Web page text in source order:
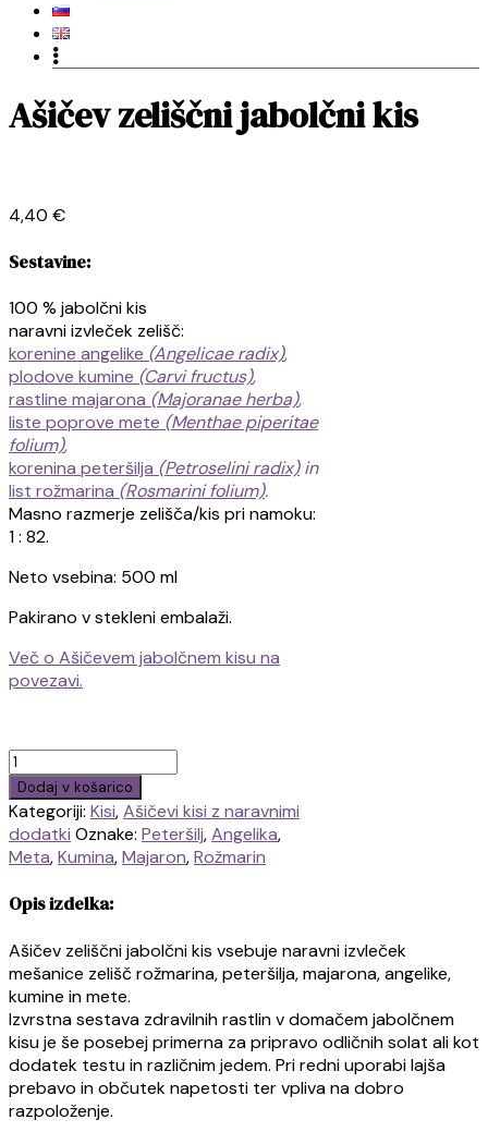
Skip
to
Ašičev zeliščni jabolčni kis
4,40 €
Sestavine:
100 % jabolčni kis
naravni izvleček zelišč:
korenine angelike (Angelicae radix),
plodove kumine (Carvi fructus),
rastline majarona (Majoranae herba),
liste poprove mete (Menthae piperitae
folium),
korenina peteršilja (Petroselini radix) in
list rožmarina (Rosmarini folium).
Masno razmerje zelišča/kis pri namoku:
1 : 82.
Neto vsebina: 500 ml
Pakirano v stekleni embalaži.
Več o Ašičevem jabolčnem kisu na
povezavi.
Ašičev
zeliščni
jabolčni
kis
količina
Dodaj v košarico
Kategoriji: Kisi,Ašičevi kisi z naravnimi
dodatki Oznake: Peteršilj,Angelika,
Meta,Kumina,Majaron,Rožmarin
Opis izdelka:
Ašičev zeliščni jabolčni kis vsebuje naravni izvleček
mešanice zelišč rožmarina, peteršilja, majarona, angelike,
kumine in mete.
Izvrstna sestava zdravilnih rastlin v domačem jabolčnem
kisu je še posebej primerna za pripravo odličnih solat ali kot
dodatek testu in različnim jedem. Pri redni uporabi lajša
prebavo in občutek napetosti ter vpliva na dobro
razpoloženje.